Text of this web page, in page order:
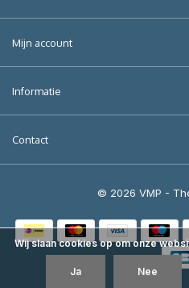
Mijn account
Informatie
Contact
© 2026 VMP -
Wij slaan cookies op om onze
Ja Nee